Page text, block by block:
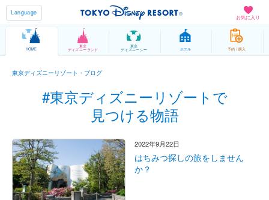
お気に入り
Language
HOME
東京
ディズニーランド
東京
ディズニーシー ホテル 予約 / 購入
東京ディズニーリゾート・ブログ
#東京ディズニーリゾートで
見つける物語
2022年9月22日
はちみつ探しの旅をしません
か？